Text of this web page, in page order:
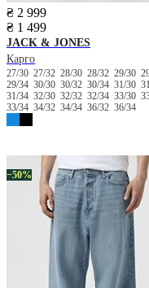
₴ 2 999
₴ 1 499
JACK & JONES
Карго
27/30 27/32 28/30 28/32 29/30
29/34 30/30 30/32 30/34 31/30
31/34 32/30 32/32 32/34 33/30
33/34 34/32 34/34 36/32 36/34
−50%